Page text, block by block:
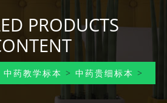
PRODUCTS
中药教学标本 > 中药贵细标本 >